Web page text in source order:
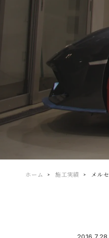
ホーム 施工実績 メル